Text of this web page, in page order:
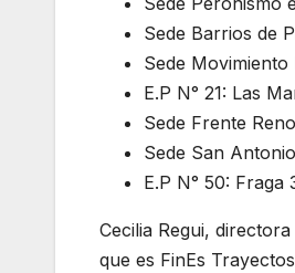
Sede Barrios de
Sede Movimiento
E.P N° 21: Las
Sede Frente
Sede San
E.P N° 50:
Cecilia Regui,
que es FinEs